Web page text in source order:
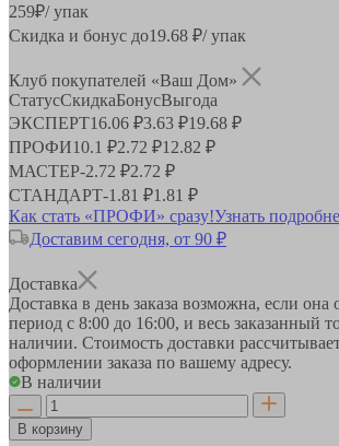
259₽/ упак
Скидка и бонус до19.68 ₽/ упак
Клуб покупателей «Ваш Дом»
СтатусСкидкаБонусВыгода
ЭКСПЕРТ16.06 ₽3.63 ₽19.68 ₽
ПРОФИ10.1 ₽2.72 ₽12.82 ₽
МАСТЕР-2.72 ₽2.72 ₽
СТАНДАРТ-1.81 ₽1.81 ₽
Как стать «ПРОФИ» сразу!Узнать
Доставим сегодня, от 90 ₽
Доставка
Доставка в день заказа возможна, если она
период с 8:00 до 16:00, и весь заказанный
наличии. Стоимость доставки
оформлении заказа по вашему адресу.
В наличии
В корзину